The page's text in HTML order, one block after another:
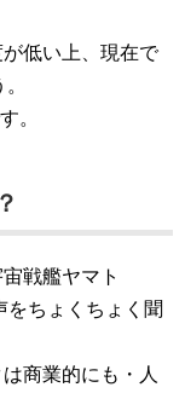
低い上、現在で
。
戦艦ヤマト
をちょくちょく聞
商業的にも・人